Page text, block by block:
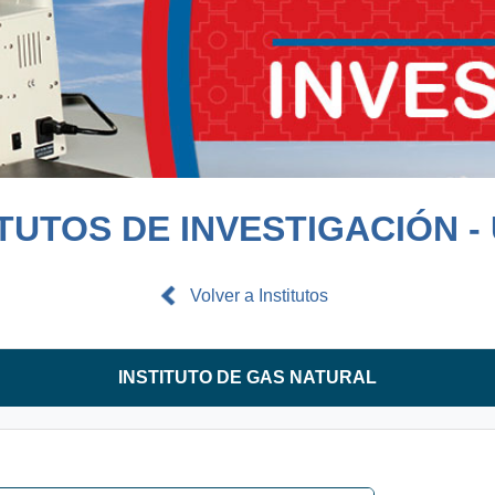
DE INVESTIGACIÓN -
Volver a Institutos
INSTITUTO DE GAS NATURAL